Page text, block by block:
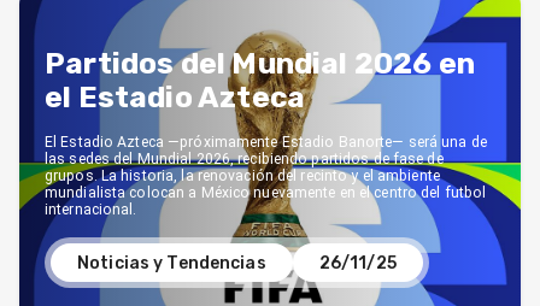
Partidos del Mundial 2026 en
el Estadio Azteca
Noticias y Tendencias 26/11/25
El Estadio Azteca —próximamente Estadio Banorte— será una de
las sedes del Mundial 2026, recibiendo partidos de fase de
grupos. La historia, la renovación del recinto y el ambiente
mundialista colocan a México nuevamente en el centro del futbol
internacional.